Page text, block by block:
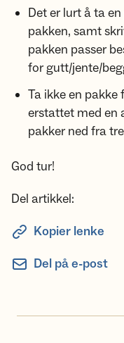
Det er lurt å ta
pakken, samt
pakken passer
for gutt/jente/
Ta ikke en pakke
erstattet med en
pakker ned fra
God tur!
Del artikkel:
Kopier lenke
Del på e-post